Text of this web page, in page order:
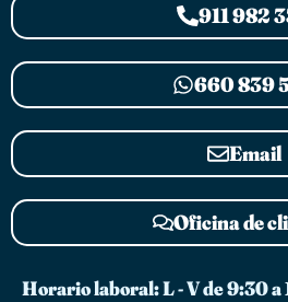
911 982
660 839
Email
Oficina de
Horario laboral: L - V de 9:30 a